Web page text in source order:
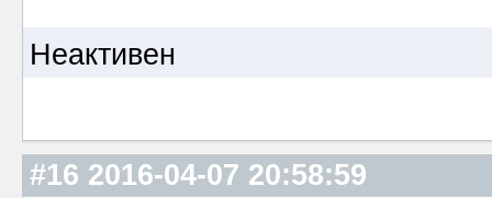
Неактивен
#16 2016-04-07 20:58:59